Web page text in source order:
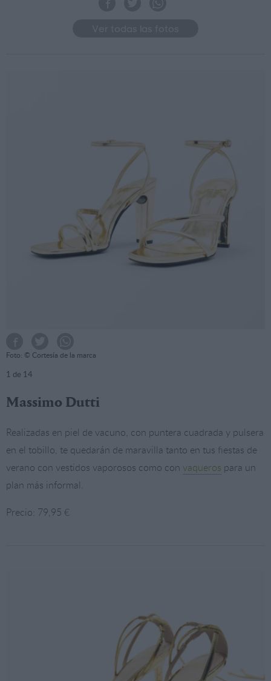
Foto: © Cortesía de la marca
1 de 14
Massimo Dutti
Realizadas en piel de vacuno, con puntera cuadrada y pulsera
en el tobillo, te quedarán de maravilla tanto en tus fiestas de
verano con vestidos vaporosos como con vaqueros para un
plan más informal.
Precio: 79,95 €